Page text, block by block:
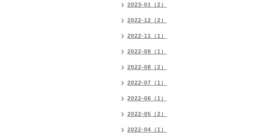
2023-01（2）
2022-12（2）
2022-11（1）
2022-09（1）
2022-08（2）
2022-07（1）
2022-06（1）
2022-05（2）
2022-04（1）